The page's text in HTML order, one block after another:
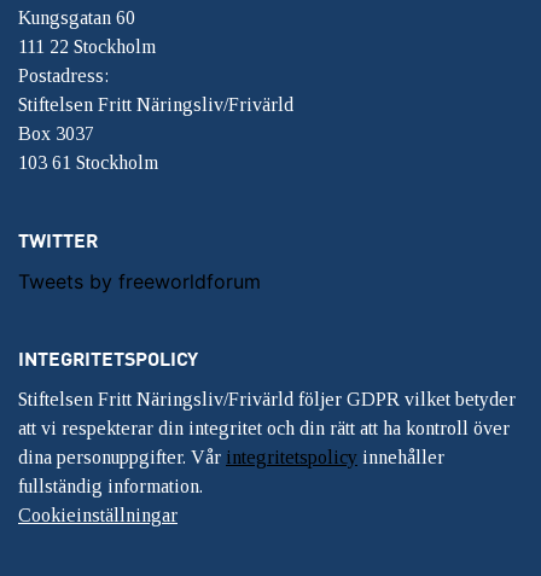
Kungsgatan 60
111 22 Stockholm
Postadress:
Stiftelsen Fritt Näringsliv/Frivärld
Box 3037
103 61 Stockholm
TWITTER
Tweets by freeworldforum
INTEGRITETSPOLICY
Stiftelsen Fritt Näringsliv/Frivärld följer GDPR vilket betyder
att vi respekterar din integritet och din rätt att ha kontroll över
dina personuppgifter. Vår integritetspolicy innehåller
fullständig information.
Cookieinställningar